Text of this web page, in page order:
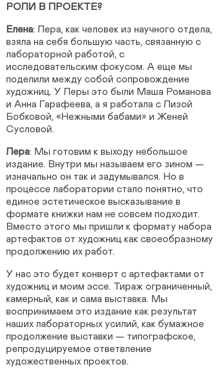
РОЛИ В ПРОЕКТЕ?
Елена: Лера, как человек из научного отдела,
взяла на себя большую часть, связанную с
лабораторной работой, с
исследовательским фокусом. А еще мы
поделили между собой сопровождение
художниц. У Леры это были Маша Романова
и Анна Гарафеева, а я работала с Лизой
Бобковой, «Нежными бабами» и Женей
Сусловой.
Лера: Мы готовим к выходу небольшое
издание. Внутри мы называем его зином —
изначально он так и задумывался. Но в
процессе лаборатории стало понятно, что
единое эстетическое высказывание в
формате книжки нам не совсем подходит.
Вместо этого мы пришли к формату набора
артефактов от художниц как своеобразному
продолжению их работ.
У нас это будет конверт с артефактами от
художниц и моим эссе. Тираж ограниченный,
камерный, как и сама выставка. Мы
воспринимаем это издание как результат
наших лабораторных усилий, как бумажное
продолжение выставки — типографское,
репродуцируемое ответвление
художественных проектов.